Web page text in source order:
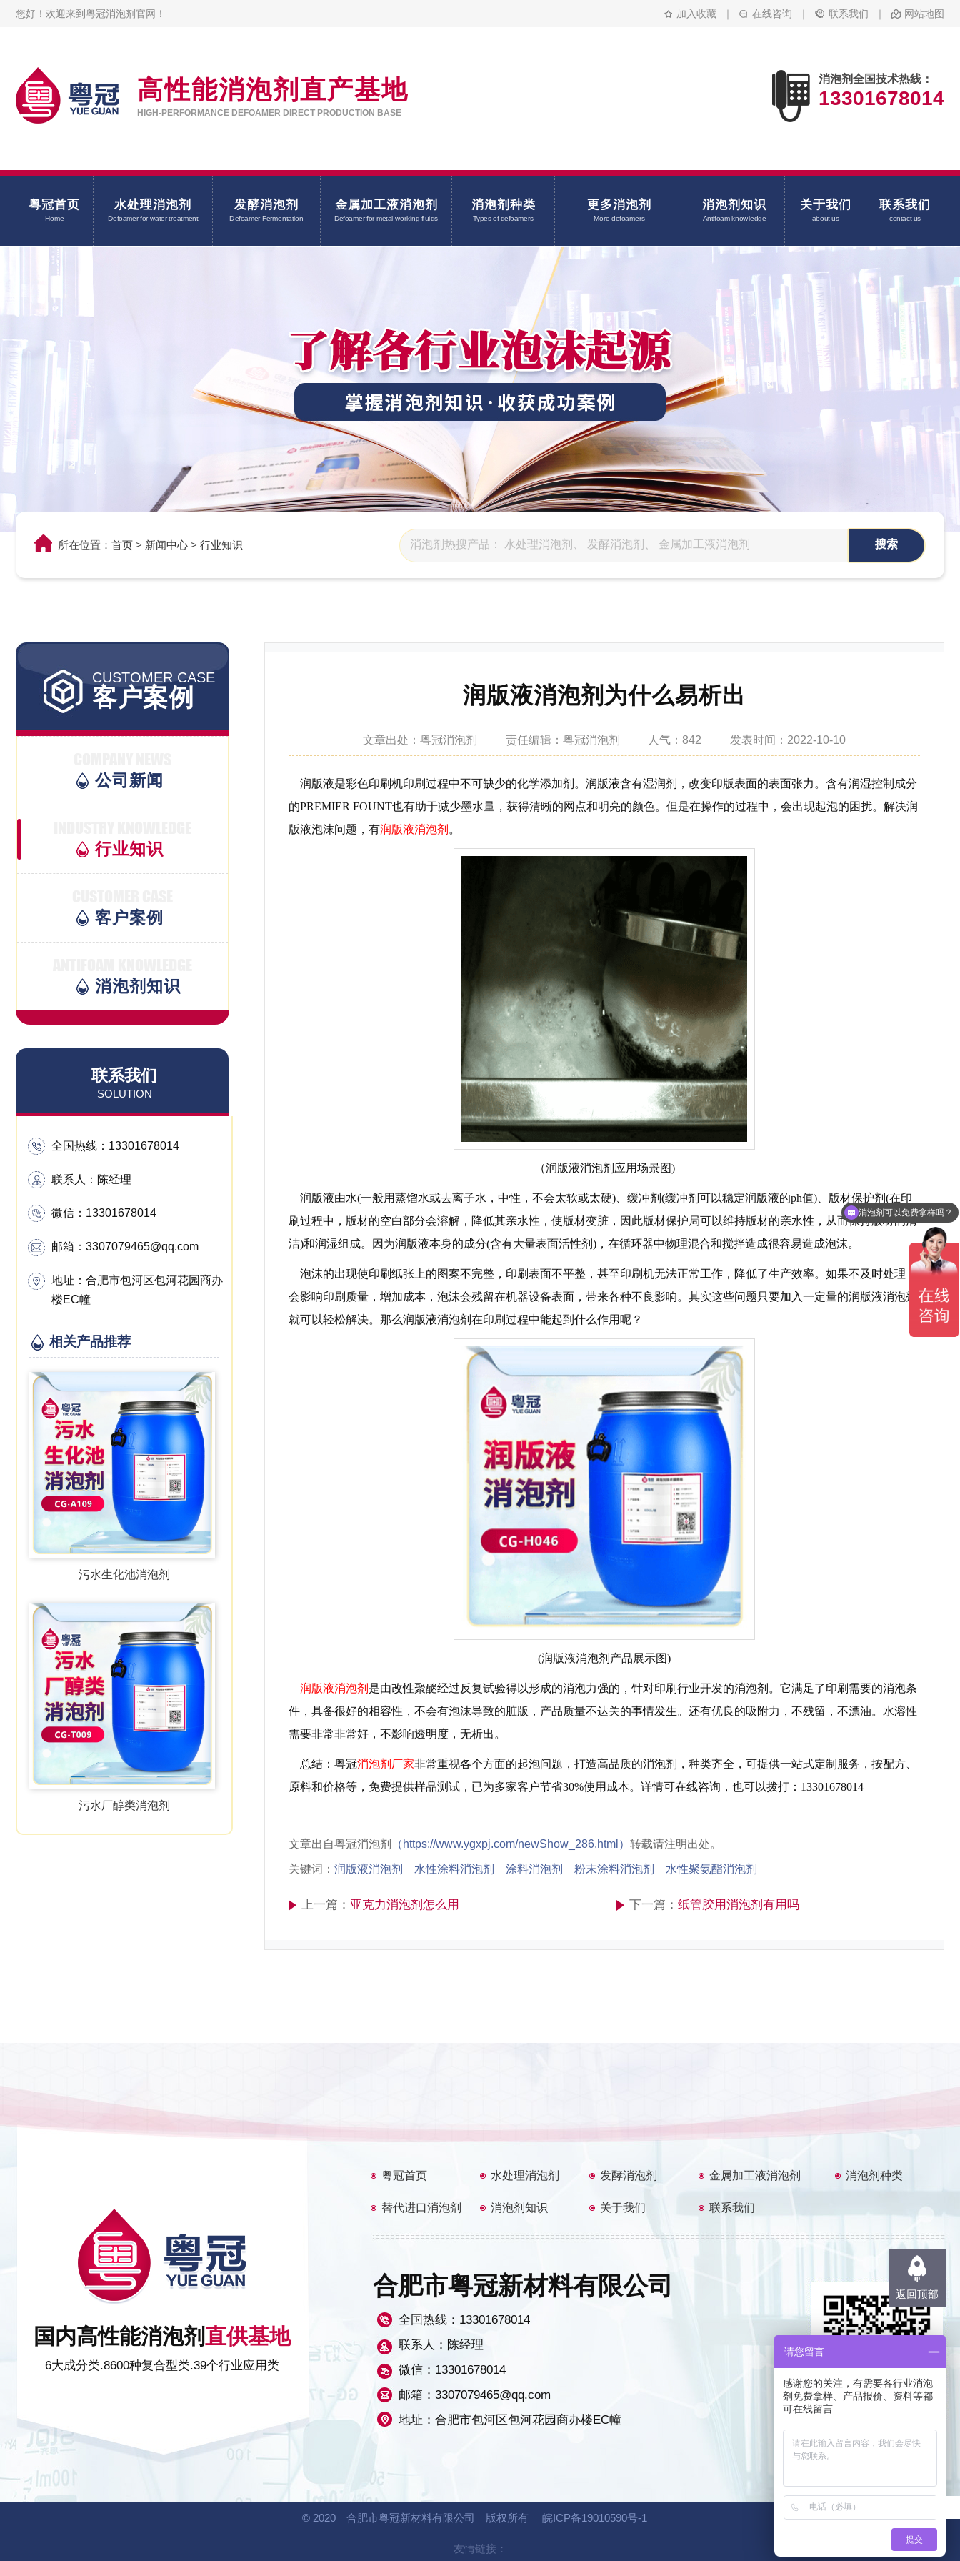
您好！欢迎来到粤冠消泡剂官网！ 加入收藏 ｜ 在线咨询 ｜ 联系我们 ｜ 网站地图
高性能消泡剂直产基地
HIGH-PERFORMANCE DEFOAMER DIRECT PRODUCTION BASE
消泡剂全国技术热线：
13301678014
粤冠首页
Home
水处理消泡剂
Defoamer for water treatment
发酵消泡剂
Defoamer Fermentation
金属加工液消泡剂
Defoamer for metal working fluids
消泡剂种类
Types of defoamers
更多消泡剂
More defoamers
消泡剂知识
Antifoam knowledge
关于我们
about us
联系我们
contact us
所在位置： 首页 > 新闻中心 > 行业知识
CUSTOMER CASE
客户案例
公司新闻
行业知识
客户案例
消泡剂知识
联系我们
SOLUTION
全国热线： 13301678014
联系人：陈经理
微信：13301678014
邮箱：3307079465@qq.com
地址：合肥市包河区包河花园商办
楼EC幢
相关产品推荐
污水生化池消泡剂
污水厂醇类消泡剂
润版液消泡剂为什么易析出
文章出处：粤冠消泡剂 责任编辑：粤冠消泡剂 人气：842 发表时间：2022-10-10
润版液是彩色印刷机印刷过程中不可缺少的化学添加剂。润版液含有湿润剂，改变印版表面的表面张力。含有润湿控制成分
的PREMIER FOUNT也有助于减少墨水量，获得清晰的网点和明亮的颜色。但是在操作的过程中，会出现起泡的困扰。解决润
版液泡沫问题，有润版液消泡剂 。
（润版液消泡剂应用场景图)
润版液由水(一般用蒸馏水或去离子水，中性，不会太软或太硬)、缓冲剂(缓冲剂可以稳定润版液的ph值)、版材保护剂(在印
刷过程中，版材的空白部分会溶解，降低其亲水性，使版材变脏，因此版材保护局可以维持版材的亲水性，从而保持版材的清
洁)和润湿组成。因为润版液本身的成分(含有大量表面活性剂)，在循环器中物理混合和搅拌造成很容易造成泡沫。
泡沫的出现使印刷纸张上的图案不完整，印刷表面不平整，甚至印刷机无法正常工作，降低了生产效率。如果不及时处理，
会影响印刷质量，增加成本，泡沫会残留在机器设备表面，带来各种不良影响。其实这些问题只要加入一定量的润版液消泡剂
就可以轻松解决。那么润版液消泡剂在印刷过程中能起到什么作用呢？
(润版液消泡剂产品展示图)
润版液消泡剂 是由改性聚醚经过反复试验得以形成的消泡力强的，针对印刷行业开发的消泡剂。它满足了印刷需要的消泡条
件，具备很好的相容性，不会有泡沫导致的脏版，产品质量不达关的事情发生。还有优良的吸附力，不残留，不漂油。水溶性
需要非常非常好，不影响透明度，无析出。
总结：粤冠消泡剂厂家非常重视各个方面的起泡问题，打造高品质的消泡剂，种类齐全，可提供一站式定制服务，按配方、
原料和价格等，免费提供样品测试，已为多家客户节省30%使用成本。详情可在线咨询，也可以拨打：13301678014
文章出自粤冠消泡剂 （ https://www.ygxpj.com/newShow_286.html） 转载请注明出处。
关键词： 润版液消泡剂 水性涂料消泡剂 涂料消泡剂 粉末涂料消泡剂 水性聚氨酯消泡剂
上一篇： 亚克力消泡剂怎么用 下一篇：纸管胶用消泡剂有用吗
国内高性能消泡剂 直供基地
6大成分类.8600种复合型类.39个行业应用类
粤冠首页 水处理消泡剂 发酵消泡剂 金属加工液消泡剂 消泡剂种类
替代进口消泡剂 消泡剂知识 关于我们 联系我们
合肥市粤冠新材料有限公司
全国热线： 13301678014
联系人：陈经理
微信：13301678014
邮箱：3307079465@qq.com
地址：合肥市包河区包河花园商办楼EC幢
扫一扫，技术沟通
© 2020 合肥市粤冠新材料有限公司 版权所有 皖ICP备19010590号-1
友情链接：
返回顶部
消泡剂有哪些种类？
消泡剂可以免费拿样吗？
请您留言
感谢您的关注，有需要各行业消泡
剂免费拿样、产品报价、资料等都
可在线留言
提交